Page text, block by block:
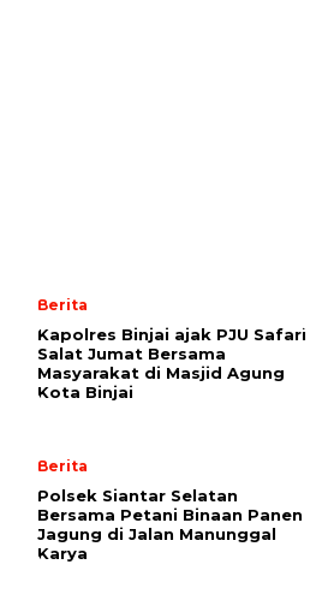
Berita
Kapolres Binjai ajak PJU Safari
Salat Jumat Bersama
Masyarakat di Masjid Agung
Kota Binjai
Berita
Polsek Siantar Selatan
Bersama Petani Binaan Panen
Jagung di Jalan Manunggal
Karya